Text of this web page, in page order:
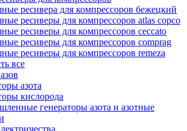
ресивера для компрессоров бежецкий
ресиверы для компрессоров atlas copco
ресиверы для компрессоров ceccato
ресиверы для компрессоров comprag
ресиверы для компрессоров remeza
все
азота
кислорода
генераторы азота и азотные